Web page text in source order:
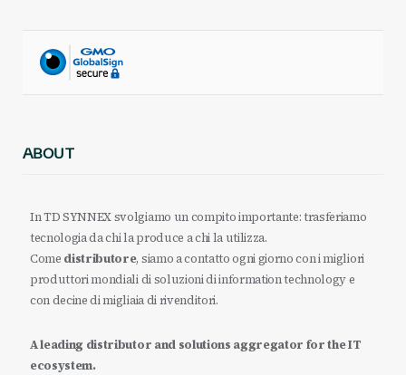
ABOUT
In TD SYNNEX svolgiamo un compito importante: trasferiamo
tecnologia da chi la produce a chi la utilizza.
Come distributore, siamo a contatto ogni giorno con i migliori
produttori mondiali di soluzioni di information technology e
con decine di migliaia di rivenditori.
A leading distributor and solutions aggregator for the IT
ecosystem.